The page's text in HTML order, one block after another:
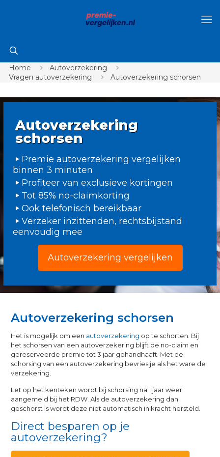
Home
Autoverzekering
Vragen autoverzekering
Autoverzekering schorsen
Autoverzekering
schorsen
Premie autoverzekering vergelijken
binnen 3 minuten
Profiteer van exclusieve kortingen
Tot 85% no-claimkorting
Ook telefonisch bereikbaar
Verzeker inzittenden, rechtsbijstand
eenvoudig mee
Autoverzekering vergelijken
Autoverzekering schorsen
Het is mogelijk om een autoverzekering op te schorten. Bij
het schorsen van een autoverzekering blijft de no-claim en
gereserveerde premie tot 3 jaar gehandhaaft. Met de
schorsing van een autoverzekering bevries je als het ware de
verzekering.
Let op het kenteken wordt bij schorsing na 1 jaar weer
aangemeld bij het RDW. Als de autoverzekering dan
geschorst is wordt deze niet automatisch in kracht hersteld.
Direct besparen op je
autoverzekering?